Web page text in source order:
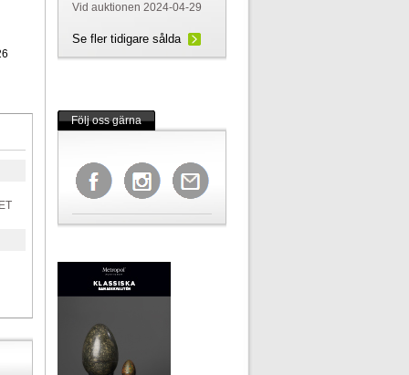
Vid auktionen 2024-04-29
Se fler tidigare sålda
Följ oss gärna